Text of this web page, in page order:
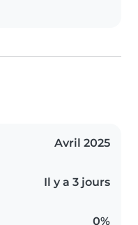
Avril 2025
Il y a 3 jours
0%